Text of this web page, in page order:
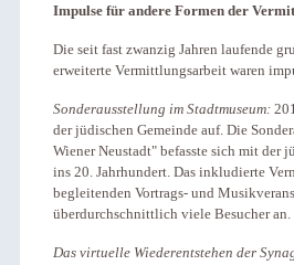
Impulse für andere Formen der
Die seit fast zwanzig Jahren laufende
erweiterte Vermittlungsarbeit waren
Sonderausstellung im Stadtmuseum:
der jüdischen Gemeinde auf. Die
Wiener Neustadt" befasste sich mit
ins 20. Jahrhundert. Das inkludierte
begleitenden Vortrags- und
überdurchschnittlich viele Besucher an.
Das virtuelle Wiederentstehen der